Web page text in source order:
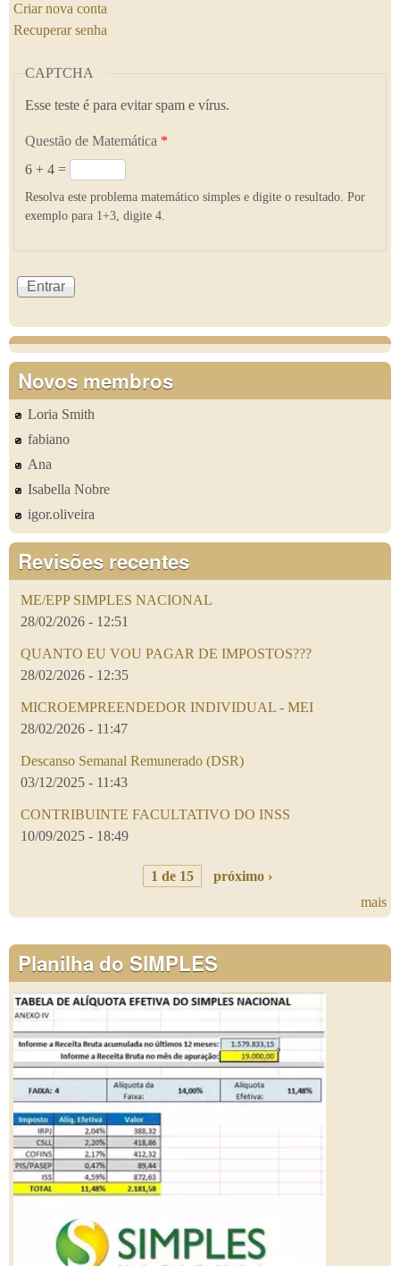
Criar nova conta
Recuperar senha
CAPTCHA
Esse teste é para evitar spam e vírus.
Questão de Matemática *
6 + 4 =
Resolva este problema matemático simples e digite o resultado. Por
exemplo para 1+3, digite 4.
Novos membros
Loria Smith
fabiano
Ana
Isabella Nobre
igor.oliveira
Revisões recentes
ME/EPP SIMPLES NACIONAL
28/02/2026 - 12:51
QUANTO EU VOU PAGAR DE IMPOSTOS???
28/02/2026 - 12:35
MICROEMPREENDEDOR INDIVIDUAL - MEI
28/02/2026 - 11:47
Descanso Semanal Remunerado (DSR)
03/12/2025 - 11:43
CONTRIBUINTE FACULTATIVO DO INSS
10/09/2025 - 18:49
1 de 15
próximo ›
mais
Planilha do SIMPLES